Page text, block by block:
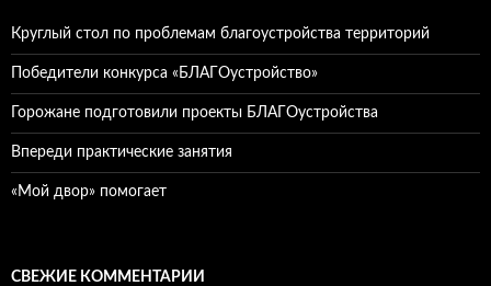
Круглый стол по проблемам благоустройства территорий
Победители конкурса «БЛАГОустройство»
Горожане подготовили проекты БЛАГОустройства
Впереди практические занятия
«Мой двор» помогает
СВЕЖИЕ КОММЕНТАРИИ